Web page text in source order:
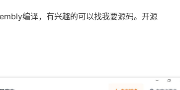
编译，有兴趣的可以找我要源码。开源